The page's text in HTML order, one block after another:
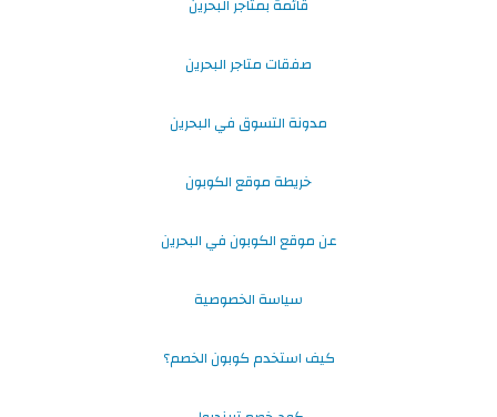
قائمة بمتاجر البحرين
صفقات متاجر البحرين
مدونة التسوق في البحرين
خريطة موقع الكوبون
عن موقع الكوبون في البحرين
سياسة الخصوصية
كيف استخدم كوبون الخصم؟